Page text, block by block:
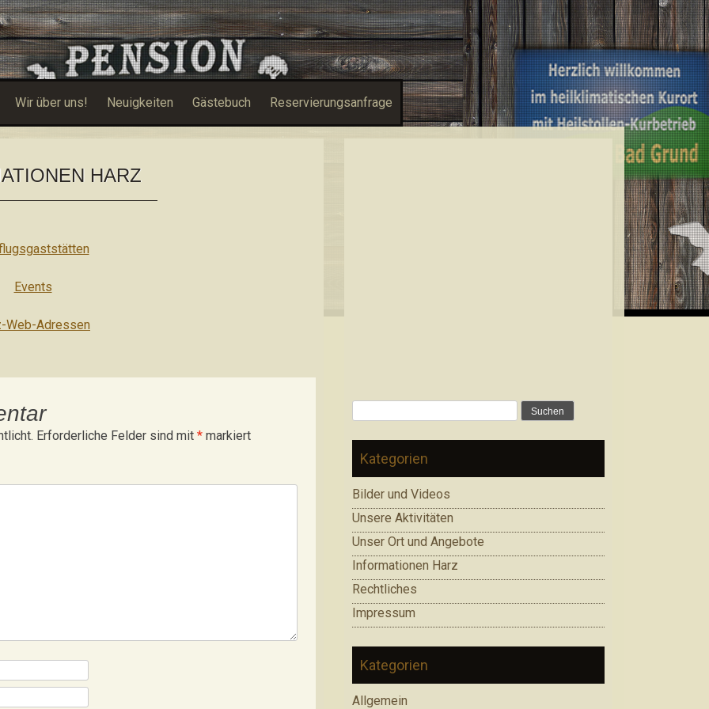
Wir über uns! Neuigkeiten Gästebuch Reservierungsanfrage
HARZ
Events
Web-Adressen
Erforderliche Felder sind mit * markiert
Kategorien
Bilder und Videos
Unsere Aktivitäten
Unser Ort und Angebote
Informationen Harz
Rechtliches
Impressum
Kategorien
Allgemein